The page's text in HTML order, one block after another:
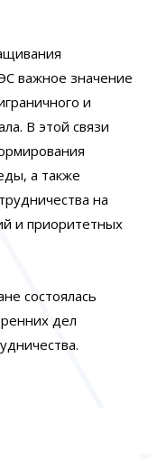
важное значение
и
В этой связи
а также
на
и приоритетных
состоялась
дел